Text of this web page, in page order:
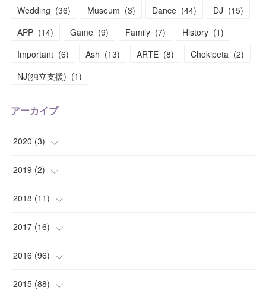
Wedding (36) Museum (3) Dance (44) DJ (15)
APP (14) Game (9) Family (7) History (1)
Important (6) Ash (13) ARTE (8) Chokipeta (2)
NJ(独立支援) (1)
アーカイブ
2020 (3)
(1
( 1)
(1)
2019 (2)
( 1)
(1)
2018 (11)
(2)
(1)
(1)
2017 (16)
(1)
(2)
2016 (96)
(2)
2015 (88)